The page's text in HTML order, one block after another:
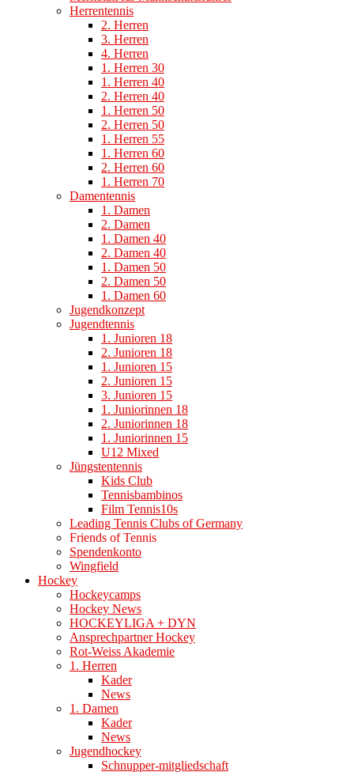
Herrentennis
2. Herren
3. Herren
4. Herren
1. Herren 30
1. Herren 40
2. Herren 40
1. Herren 50
2. Herren 50
1. Herren 55
1. Herren 60
2. Herren 60
1. Herren 70
Damentennis
1. Damen
2. Damen
1. Damen 40
2. Damen 40
1. Damen 50
2. Damen 50
1. Damen 60
Jugendkonzept
Jugendtennis
1. Junioren 18
2. Junioren 18
1. Junioren 15
2. Junioren 15
3. Junioren 15
1. Juniorinnen 18
2. Juniorinnen 18
1. Juniorinnen 15
U12 Mixed
Jüngstentennis
Kids Club
Tennisbambinos
Film Tennis10s
Leading Tennis Clubs of Germany
Friends of Tennis
Spendenkonto
Wingfield
Hockey
Hockeycamps
Hockey News
HOCKEYLIGA + DYN
Ansprechpartner Hockey
Rot-Weiss Akademie
1. Herren
Kader
News
1. Damen
Kader
News
Jugendhockey
Schnupper-mitgliedschaft